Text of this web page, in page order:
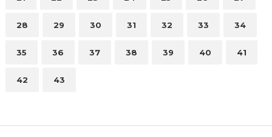
28 29 30 31 32 33 34
35 36 37 38 39 40 41
42 43